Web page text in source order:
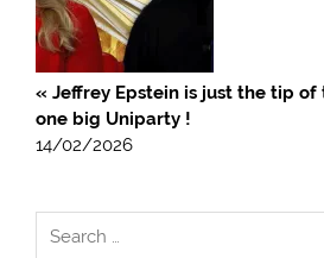
« Jeffrey Epstein is just the tip of
one big Uniparty !
14/02/2026